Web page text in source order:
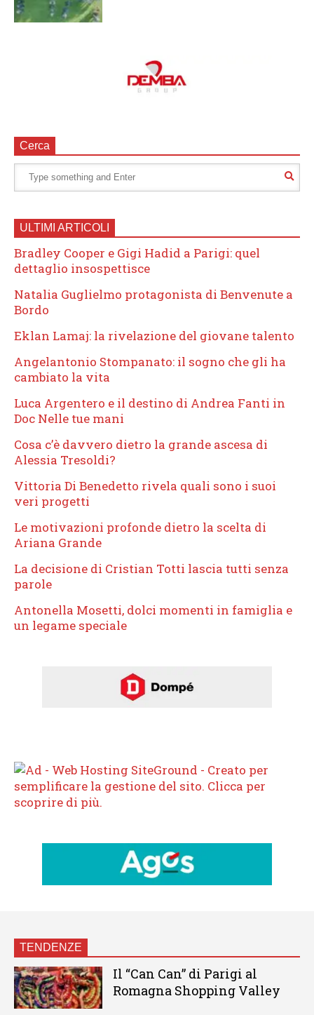
Cerca
ULTIMI ARTICOLI
Bradley Cooper e Gigi Hadid a Parigi: quel
dettaglio insospettisce
Natalia Guglielmo protagonista di Benvenute a
Bordo
Eklan Lamaj: la rivelazione del giovane talento
Angelantonio Stompanato: il sogno che gli ha
cambiato la vita
Luca Argentero e il destino di Andrea Fanti in
Doc Nelle tue mani
Cosa c’è davvero dietro la grande ascesa di
Alessia Tresoldi?
Vittoria Di Benedetto rivela quali sono i suoi
veri progetti
Le motivazioni profonde dietro la scelta di
Ariana Grande
La decisione di Cristian Totti lascia tutti senza
parole
Antonella Mosetti, dolci momenti in famiglia e
un legame speciale
TENDENZE
Il “Can Can” di Parigi al
Romagna Shopping Valley